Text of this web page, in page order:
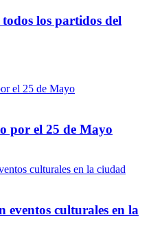
los partidos del
por el 25 de Mayo
eventos culturales en la